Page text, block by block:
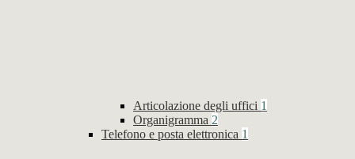
Articolazione degli uffici 1
Organigramma 2
Telefono e posta elettronica 1